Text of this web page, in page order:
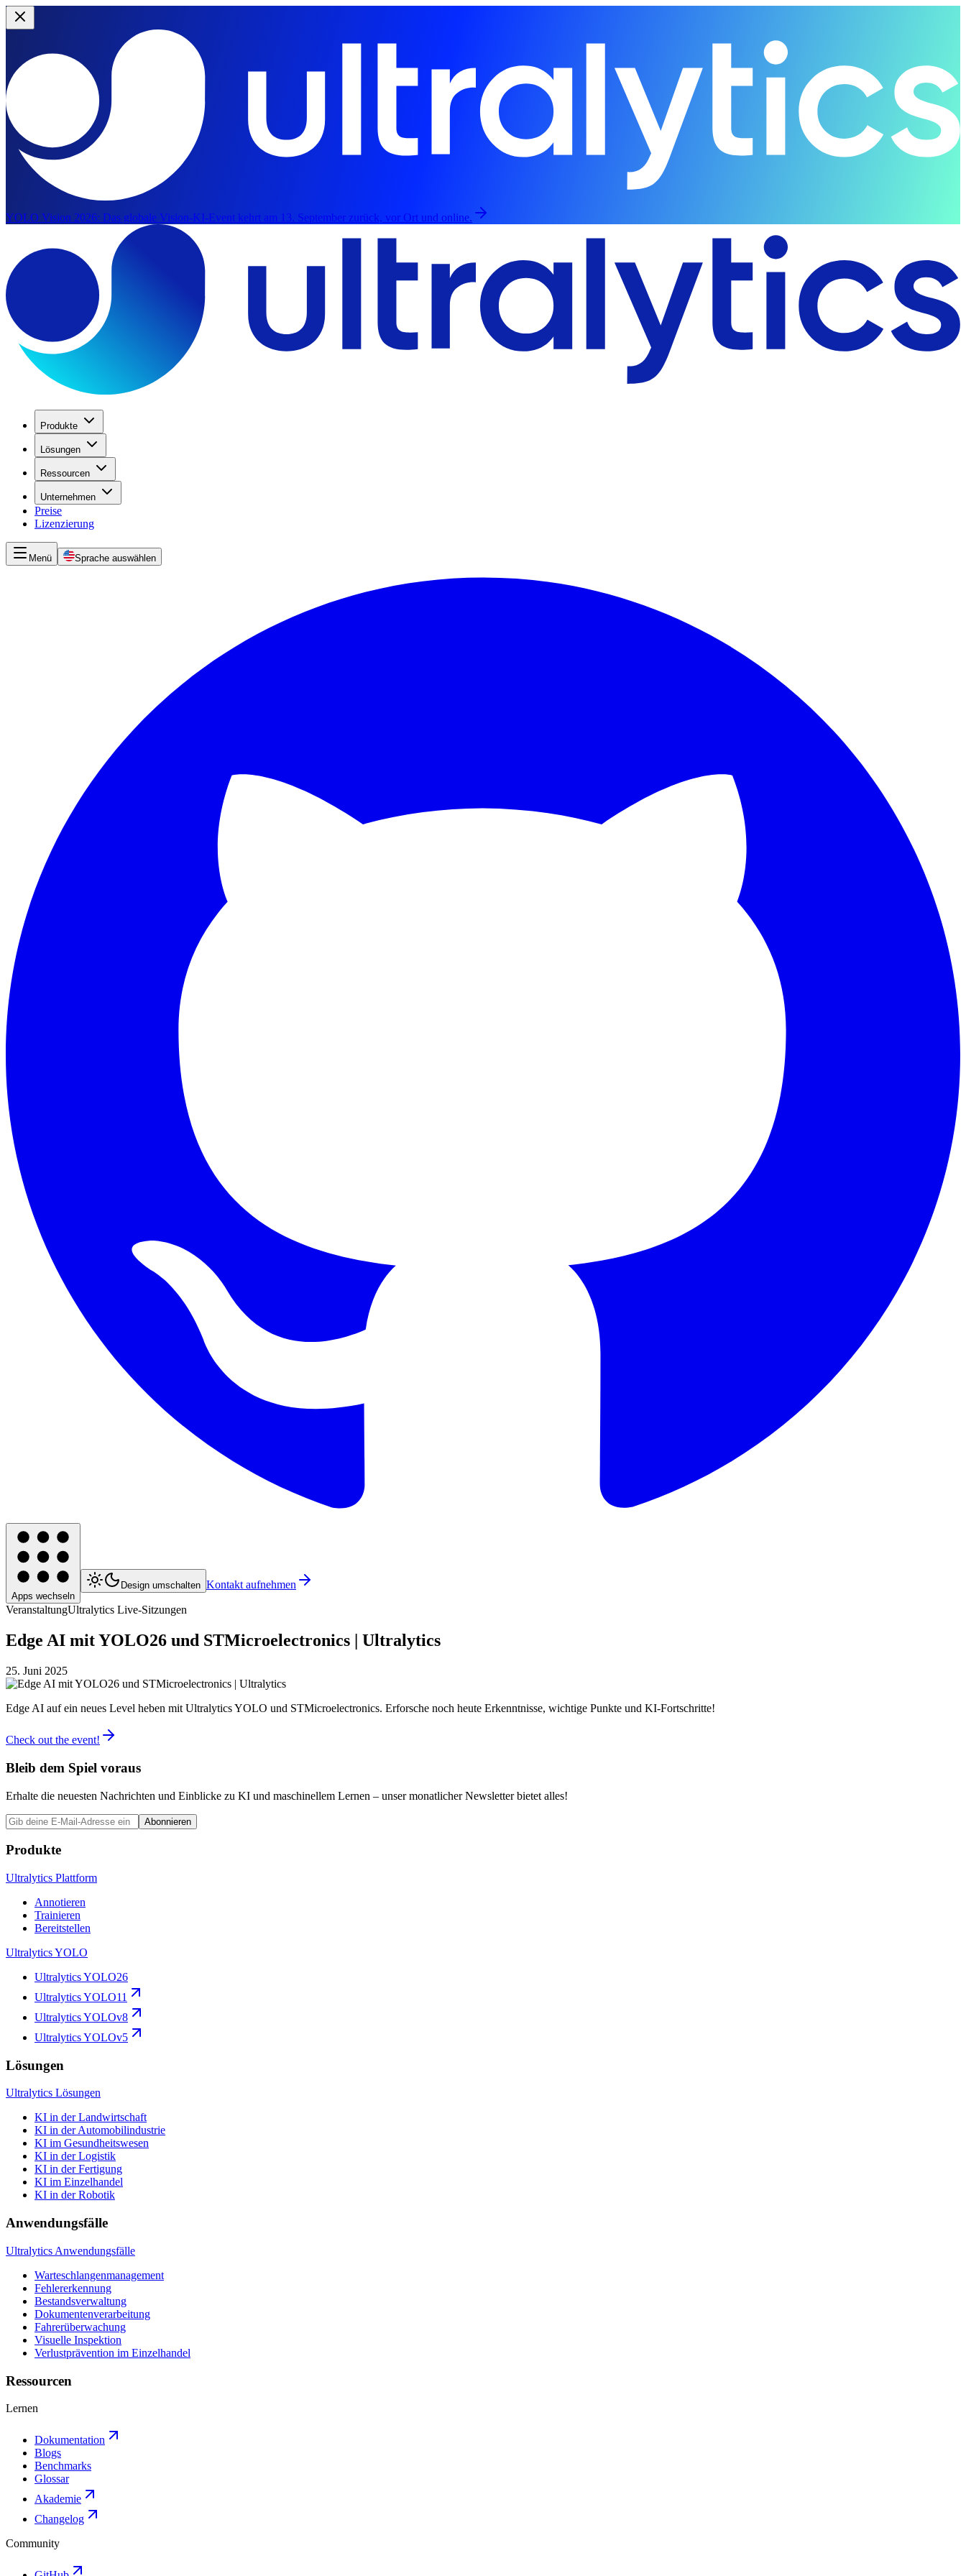
YOLO Vision 2026: Das globale Vision-KI-Event kehrt am 13. September zurück, vor Ort und online.
Produkte
Lösungen
Ressourcen
Unternehmen
Preise
Lizenzierung
Menü Sprache auswählen
Apps wechseln
Design umschalten Kontakt aufnehmen
VeranstaltungUltralytics Live-Sitzungen
Edge AI mit YOLO26 und STMicroelectronics | Ultralytics
25. Juni 2025
Edge AI auf ein neues Level heben mit Ultralytics YOLO und STMicroelectronics. Erforsche noch heute Erkenntnisse, wichtige Punkte und KI-Fortschritte!
Check out the event!
Bleib dem Spiel voraus
Erhalte die neuesten Nachrichten und Einblicke zu KI und maschinellem Lernen – unser monatlicher Newsletter bietet alles!
Abonnieren
Produkte
Ultralytics Plattform
Annotieren
Trainieren
Bereitstellen
Ultralytics YOLO
Ultralytics YOLO26
Ultralytics YOLO11
Ultralytics YOLOv8
Ultralytics YOLOv5
Lösungen
Ultralytics Lösungen
KI in der Landwirtschaft
KI in der Automobilindustrie
KI im Gesundheitswesen
KI in der Logistik
KI in der Fertigung
KI im Einzelhandel
KI in der Robotik
Anwendungsfälle
Ultralytics Anwendungsfälle
Warteschlangenmanagement
Fehlererkennung
Bestandsverwaltung
Dokumentenverarbeitung
Fahrerüberwachung
Visuelle Inspektion
Verlustprävention im Einzelhandel
Ressourcen
Lernen
Dokumentation
Blogs
Benchmarks
Glossar
Akademie
Changelog
Community